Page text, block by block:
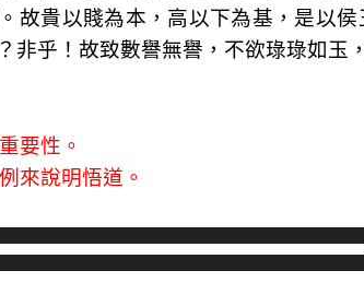
故貴以賤為本，高以下為基，是以侯
非乎！故致數譽無譽，不欲琭琭如玉
要性。
來說明悟道。